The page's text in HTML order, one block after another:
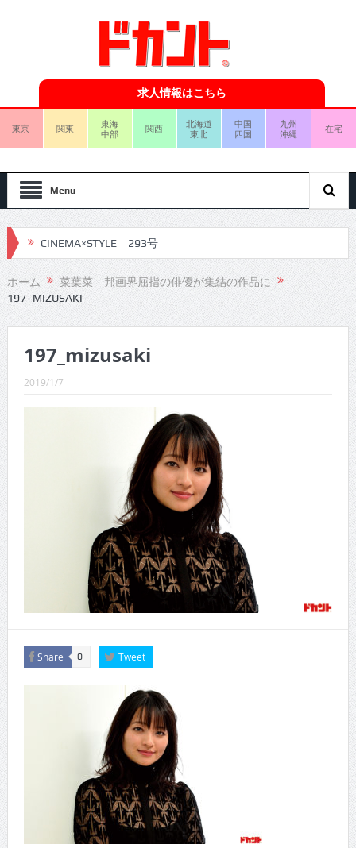
求人情報はこちら
東京 関東
東海
中部
関西
北海道
東北
中国
四国
九州
沖縄
在宅
Menu
CINEMA×STYLE 293号
CINEMA×STYLE 292号
CINEMA×STYLE 291号
CINEMA×STYLE 289号
CINEMA×STYLE 287号
CINEMA×STYLE 286号
CINEMA×STYLE 285号
CINEMA×STYLE 294号
ホーム
菜葉菜 邦画界屈指の俳優が集結の作品に
197_MIZUSAKI
197_mizusaki
2019/1/7
Share 0 Tweet